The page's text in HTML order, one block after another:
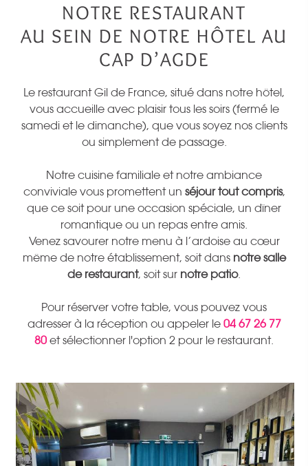
NOTRE RESTAURANT
AU SEIN DE NOTRE HÔTEL AU
CAP D’AGDE
Le restaurant Gil de France, situé dans notre hôtel,
vous accueille avec plaisir tous les soirs (fermé le
samedi et le dimanche), que vous soyez nos clients
ou simplement de passage.
Notre cuisine familiale et notre ambiance
conviviale vous promettent un séjour tout compris,
que ce soit pour une occasion spéciale, un dîner
romantique ou un repas entre amis.
Venez savourer notre menu à l’ardoise au cœur
même de notre établissement, soit dans notre salle
de restaurant, soit sur notre patio.
Pour réserver votre table, vous pouvez vous
adresser à la réception ou appeler le 04 67 26 77
80 et sélectionner l'option 2 pour le restaurant.